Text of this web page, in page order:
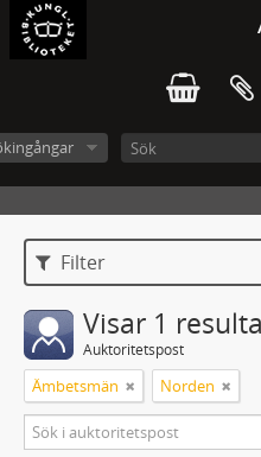
Filter
Visar 1
Auktoritetspost
Ämbetsmän Norden